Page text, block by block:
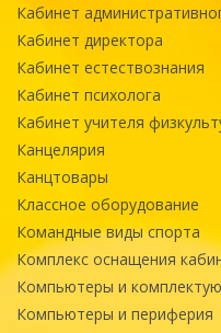
Кабинет
Кабинет директора
Кабинет естествознания
Кабинет психолога
Кабинет учителя
Канцелярия
Канцтовары
Классное оборудование
Командные виды спорта
Комплекс оснащения
Компьютеры и
Компьютеры и периферия